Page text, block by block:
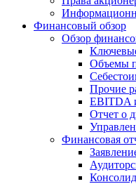
Финансовый обзор
Обзор
Объемы
Прочие
EBITDA
Отчет о
Финансовая